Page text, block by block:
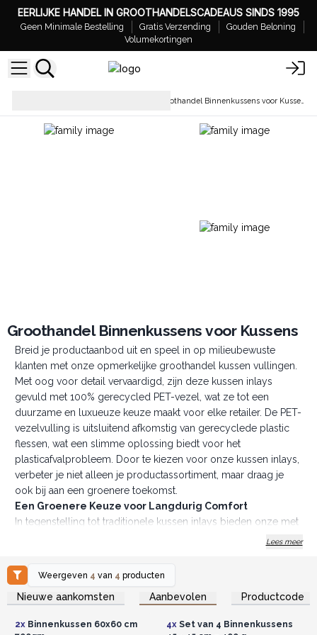
EERLIJKE HANDEL IN GROOTHANDELSCADEAUS SINDS 1995
Geen Minimale Bestelling Gratis Verzending
Gouden Beloning
Volumekortingen
Groothandel Binnenkussens voor Kussens
Groothandel Binnenkussens voor Kussens
Breid je productaanbod uit en speel in op milieubewuste
klanten met onze opmerkelijke groothandel kussen vullingen.
Met oog voor detail vervaardigd, zijn deze kussen inlays
gevuld met 100% gerecycled PET-vezel, wat ze tot een
duurzame en luxueuze keuze maakt voor elke retailer. De PET-
vezelvulling is uitsluitend afkomstig van gerecyclede plastic
flessen, wat een slimme oplossing biedt voor het
plasticafvalprobleem. Door te kiezen voor onze kussen inlays,
verbeter je niet alleen je productassortiment, maar draag je
ook bij aan een groenere toekomst.
Een Groenere Keuze voor Langdurig Comfort
In tegenstelling tot traditionele kussen inlays bieden onze met
PET-vezel gevulde inlays een hogere veerkracht, wat ervoor
langere tijd. Deze indrukwekkende duurzaamheid betekent
een langere levensduur van het product, wat zowel je klanten
als het milieu beschermt tegen onnodige vervangingen. Naast
kussen inlays een zachte en comfortabele ervaring die een
Lees meer
Weergeven 4 van 4 producten
Nieuwe aankomsten Aanbevolen Productcode
Log in of registreer u voor
groothandelsprijzen.
2xBinnenkussen 60x60 cm
Log in of registreer u voor
groothandelsprijzen.
4xSet van 4 Binnenkussens